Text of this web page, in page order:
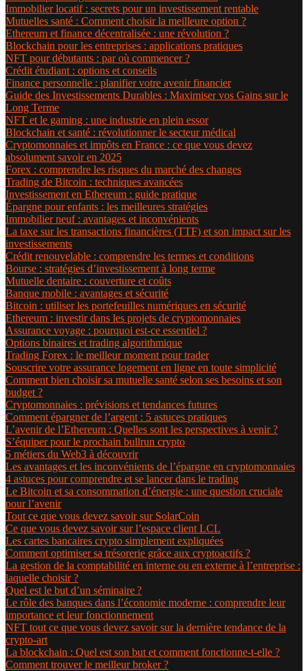
Immobilier locatif : secrets pour un investissement rentable
Mutuelles santé : Comment choisir la meilleure option ?
Ethereum et finance décentralisée : une révolution ?
Blockchain pour les entreprises : applications pratiques
NFT pour débutants : par où commencer ?
Crédit étudiant : options et conseils
Finance personnelle : planifier votre avenir financier
Guide des Investissements Durables : Maximiser vos Gains sur le
Long Terme
NFT et le gaming : une industrie en plein essor
Blockchain et santé : révolutionner le secteur médical
Cryptomonnaies et impôts en France : ce que vous devez
absolument savoir en 2025
Forex : comprendre les risques du marché des changes
Trading de Bitcoin : techniques avancées
Investissement en Ethereum : guide pratique
Épargne pour enfants : les meilleures stratégies
Immobilier neuf : avantages et inconvénients
La taxe sur les transactions financières (TTF) et son impact sur les
investissements
Crédit renouvelable : comprendre les termes et conditions
Bourse : stratégies d’investissement à long terme
Mutuelle dentaire : couverture et coûts
Banque mobile : avantages et sécurité
Bitcoin : utiliser les portefeuilles numériques en sécurité
Ethereum : investir dans les projets de cryptomonnaies
Assurance voyage : pourquoi est-ce essentiel ?
Options binaires et trading algorithmique
Trading Forex : le meilleur moment pour trader
Souscrire votre assurance logement en ligne en toute simplicité
Comment bien choisir sa mutuelle santé selon ses besoins et son
budget ?
Cryptomonnaies : prévisions et tendances futures
Comment épargner de l’argent : 5 astuces pratiques
L’avenir de l’Ethereum : Quelles sont les perspectives à venir ?
S’équiper pour le prochain bullrun crypto
5 métiers du Web3 à découvrir
Les avantages et les inconvénients de l’épargne en cryptomonnaies
4 astuces pour comprendre et se lancer dans le trading
Le Bitcoin et sa consommation d’énergie : une question cruciale
pour l’avenir
Tout ce que vous devez savoir sur SolarCoin
Ce que vous devez savoir sur l’espace client LCL
Les cartes bancaires crypto simplement expliquées
Comment optimiser sa trésorerie grâce aux cryptoactifs ?
La gestion de la comptabilité en interne ou en externe à l’entreprise :
laquelle choisir ?
Quel est le but d’un séminaire ?
Le rôle des banques dans l’économie moderne : comprendre leur
importance et leur fonctionnement
NFT tout ce que vous devez savoir sur la dernière tendance de la
crypto-art
La blockchain : Quel est son but et comment fonctionne-t-elle ?
Comment trouver le meilleur broker ?